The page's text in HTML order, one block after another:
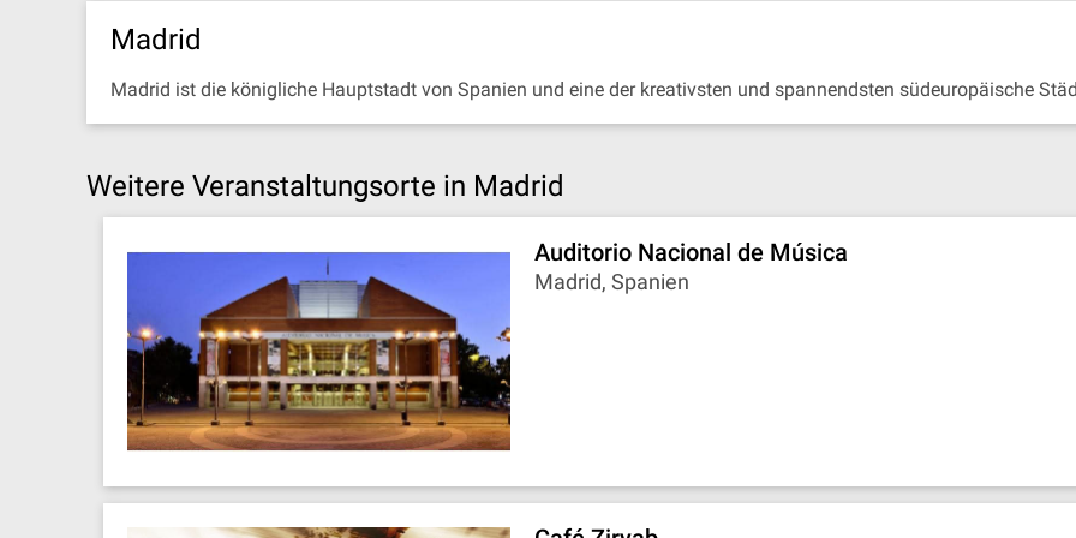
Madrid
Madrid ist die königliche Hauptstadt von Spanien und eine der kreativsten und spannendsten südeuropäische
Weitere Veranstaltungsorte in Madrid
Auditorio Nacional de Música
Madrid, Spanien